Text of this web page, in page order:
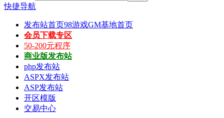
快捷导航
发布站首页98游戏GM基地首页
会员下载专区
50-200元程序
商业版发布站
php发布站
ASPX发布站
ASP发布站
开区模版
交易中心